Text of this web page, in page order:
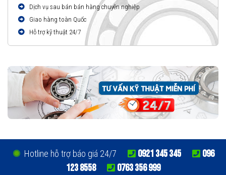
Dịch vụ sau bán bán hàng chuyên nghiệp
Giao hàng toàn Quốc
Hỗ trợ kỹ thuật 24/7
Hotline hỗ trợ báo giá 24/7 0921 345 345
096
123 8558
0763 356 999